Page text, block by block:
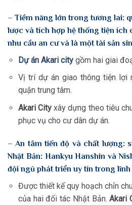
– Tiềm năng lớn trong tương lai:
lược và tích hợp hệ thống tiện ích
nhu cầu an cư và là một tài sản
Dự án Akari citygồm hai giai
Vị trí dự án giao thông tiện lợi
quận trung tâm.
Akari City xây dựng theo tiêu
phục vụ cho cư dân dự án.
– An tâm tiến độ và chất lượng:
Nhật Bản: Hankyu Hanshin và
đội ngũ phát triển uy tín trong
Được thiết kế quy hoạch chỉn
của hai đối tác Nhật Bản.Akari